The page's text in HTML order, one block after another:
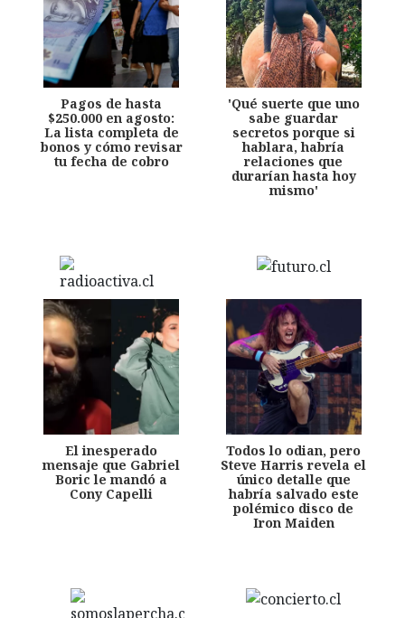
Pagos de hasta
$250.000 en agosto:
La lista completa de
bonos y cómo revisar
tu fecha de cobro
'Qué suerte que uno
sabe guardar
secretos porque si
hablara, habría
relaciones que
durarían hasta hoy
mismo'
El inesperado
mensaje que Gabriel
Boric le mandó a
Cony Capelli
Todos lo odian, pero
Steve Harris revela el
único detalle que
habría salvado este
polémico disco de
Iron Maiden